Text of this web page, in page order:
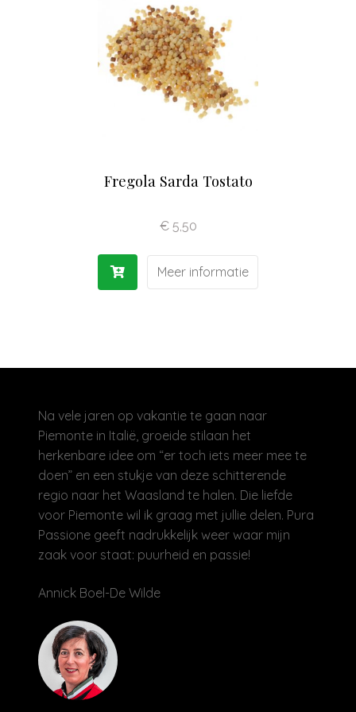
Antipasti | Sauzen
Fregola Sarda Tostato
€5,50
Meer informatie
Na vele jaren op vakantie te gaan naar
Piemonte in Italië, groeide stilaan het
herkenbare idee om “er toch iets meer mee te
doen” en een stukje van deze schitterende
regio naar het Waasland te halen. Die liefde
voor Piemonte wil ik graag met jullie delen. Pura
Passione geeft nadrukkelijk weer waar mijn
zaak voor staat: puurheid en passie!
Annick Boel-De Wilde